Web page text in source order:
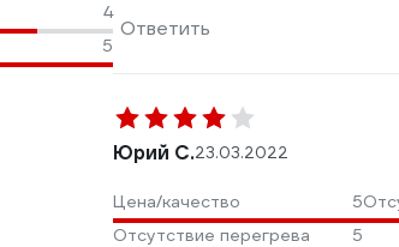
4
5
Ответить
Юрий С.23.03.2022
Цена/качество 5
Отсутствие перегрева
5